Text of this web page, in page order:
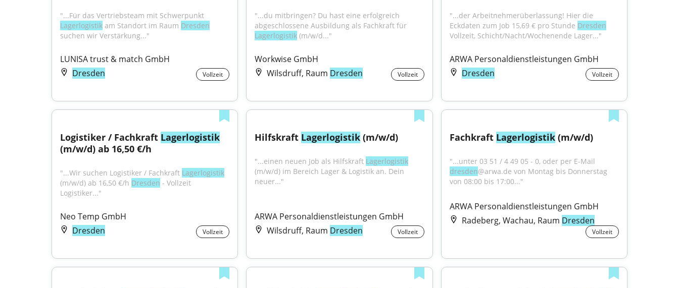
Lagerlogistik am Standort im Raum Dresden
suchen wir Verstärkung..."
LUNISA trust & match GmbH
Dresden
Vollzeit
"...du mitbringen? Du hast eine erfolgreich
Lagerlogistik (m/w/d..."
Workwise GmbH
Wilsdruff, Raum Dresden Vollzeit
"...der Arbeitnehmerüberlassung! Hier die
Eckdaten zum Job 15,69 € pro Stunde Dresden
Vollzeit, Schicht/Nacht/Wochenende Lager..."
ARWA Personaldienstleistungen GmbH
Dresden
Vollzeit
Logistiker / Fachkraft Lagerlogistik
(m/w/d) ab 16,50 €/h
"...Wir suchen Logistiker / Fachkraft Lagerlogistik
(m/w/d) ab 16,50 €/h Dresden - Vollzeit
Logistiker..."
Neo Temp GmbH
Dresden
Vollzeit
Hilfskraft Lagerlogistik (m/w/d)
"...einen neuen Job als Hilfskraft Lagerlogistik
(m/w/d) im Bereich Lager & Logistik an. Dein
neuer..."
ARWA Personaldienstleistungen GmbH
Wilsdruff, Raum Dresden Vollzeit
Fachkraft Lagerlogistik (m/w/d)
dresden@arwa.de von Montag bis Donnerstag
von 08:00 bis 17:00..."
ARWA Personaldienstleistungen GmbH
Radeberg, Wachau, Raum Dresden
Vollzeit